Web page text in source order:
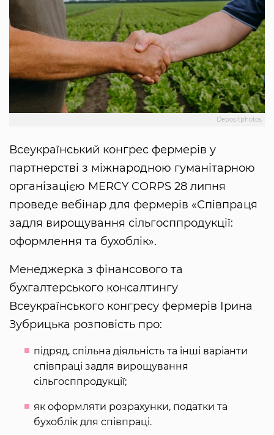
Depositphotos
Всеукраїнський конгрес фермерів у
партнерстві з міжнародною гуманітарною
організацією MERCY CORPS 28 липня
проведе вебінар для фермерів «Співпраця
задля вирощування сільгосппродукції:
оформлення та бухоблік».
Менеджерка з фінансового та
бухгалтерського консалтингу
Всеукраїнського конгресу фермерів Ірина
Зубрицька розповість про:
підряд, спільна діяльність та інші варіанти
співпраці задля вирощування
сільгосппродукції;
як оформляти розрахунки, податки та
бухоблік для співпраці.